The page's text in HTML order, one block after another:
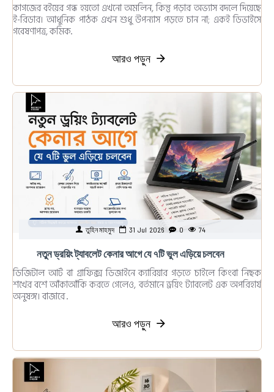
কাগজের বইয়ের গন্ধ হয়তো এখনো অমলিন, কিন্তু পড়ার অভ্যাস বদলে দিয়েছে
ই-রিডার। আধুনিক পাঠক এখন শুধু উপন্যাস পড়তে চান না; একই ডিভাইসে
গবেষণাপত্র, কমিক..
আরও পড়ুন
তুহিন মাহমুদ 31 Jul 2026 0 74
নতুন ড্রয়িং ট্যাবলেট কেনার আগে যে ৭টি ভুল এড়িয়ে চলবেন
ডিজিটাল আর্ট বা গ্রাফিক্স ডিজাইনে ক্যারিয়ার গড়তে চাইলে কিংবা নিছক
শখের বশে আঁকাআঁকি করতে গেলেও, বর্তমানে ড্রয়িং ট্যাবলেট এক অপরিহার্য
অনুষঙ্গ। বাজারে ..
আরও পড়ুন